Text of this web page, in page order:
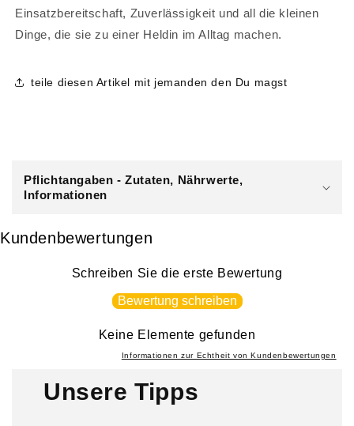
Einsatzbereitschaft, Zuverlässigkeit und all die kleinen
Dinge, die sie zu einer Heldin im Alltag machen.
teile diesen Artikel mit jemanden den Du magst
l
Pflichtangaben - Zutaten, Nährwerte,
Informationen
Kundenbewertungen
Schreiben Sie die erste Bewertung
Bewertung schreiben
Keine Elemente gefunden
Informationen zur Echtheit von Kundenbewertungen
Unsere Tipps